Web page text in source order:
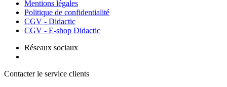
Mentions légales
Politique de confidentialité
CGV - Didactic
CGV - E-shop Didactic
Réseaux sociaux
Contacter le service clients